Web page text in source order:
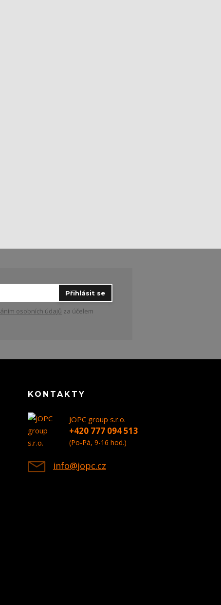
Přihlásit se
osobních údajů za účelem
KONTAKTY
JOPC group s.r.o.
+420 777 094 513
(Po-Pá, 9-16 hod.)
info@jopc.cz